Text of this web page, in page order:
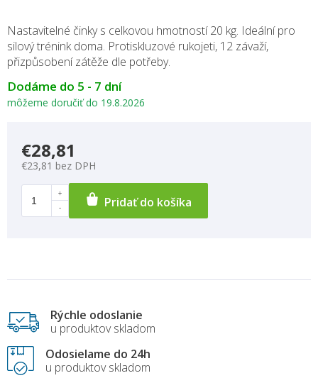
Dodáme do 5 - 7 dní
môžeme doručiť do 19.8.2026
Nastavitelné činky s celkovou hmotností 20 kg. Ideální pro
silový trénink doma. Protiskluzové rukojeti, 12 závaží,
přizpůsobení zátěže dle potřeby.
€28,81
€23,81 bez DPH
Pridať do košíka
Rýchle odoslanie
u produktov skladom
Odosielame do 24h
u produktov skladom